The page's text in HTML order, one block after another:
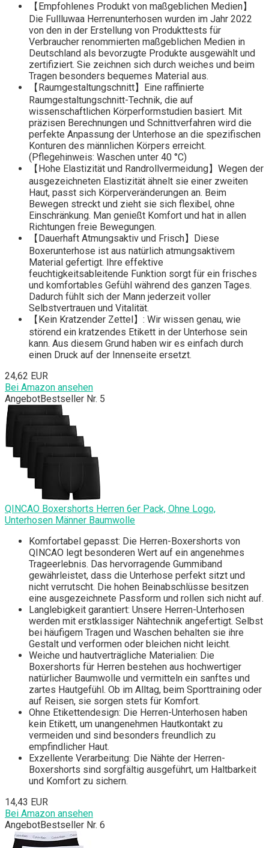
【Empfohlenes Produkt von maßgeblichen Medien】
Die Fullluwaa Herrenunterhosen wurden im Jahr 2022
von den in der Erstellung von Produkttests für
Verbraucher renommierten maßgeblichen Medien in
Deutschland als bevorzugte Produkte ausgewählt und
zertifiziert. Sie zeichnen sich durch weiches und beim
Tragen besonders bequemes Material aus.
【Raumgestaltungschnitt】Eine raffinierte
Raumgestaltungschnitt-Technik, die auf
wissenschaftlichen Körperformstudien basiert. Mit
präzisen Berechnungen und Schnittverfahren wird die
perfekte Anpassung der Unterhose an die spezifischen
Konturen des männlichen Körpers erreicht.
(Pflegehinweis: Waschen unter 40 °C)
【Hohe Elastizität und Randrollvermeidung】Wegen der
ausgezeichneten Elastizität ähnelt sie einer zweiten
Haut, passt sich Körperveränderungen an. Beim
Bewegen streckt und zieht sie sich flexibel, ohne
Einschränkung. Man genießt Komfort und hat in allen
Richtungen freie Bewegungen.
【Dauerhaft Atmungsaktiv und Frisch】Diese
Boxerunterhose ist aus natürlich atmungsaktivem
Material gefertigt. Ihre effektive
feuchtigkeitsableitende Funktion sorgt für ein frisches
und komfortables Gefühl während des ganzen Tages.
Dadurch fühlt sich der Mann jederzeit voller
Selbstvertrauen und Vitalität.
【Kein Kratzender Zettel】: Wir wissen genau, wie
störend ein kratzendes Etikett in der Unterhose sein
kann. Aus diesem Grund haben wir es einfach durch
einen Druck auf der Innenseite ersetzt.
24,62 EUR
Bei Amazon ansehen
AngebotBestseller Nr. 5
QINCAO Boxershorts Herren 6er Pack, Ohne Logo,
Unterhosen Männer Baumwolle
Komfortabel gepasst: Die Herren-Boxershorts von
QINCAO legt besonderen Wert auf ein angenehmes
Trageerlebnis. Das hervorragende Gummiband
gewährleistet, dass die Unterhose perfekt sitzt und
nicht verrutscht. Die hohen Beinabschlüsse besitzen
eine ausgezeichnete Passform und rollen sich nicht auf.
Langlebigkeit garantiert: Unsere Herren-Unterhosen
werden mit erstklassiger Nähtechnik angefertigt. Selbst
bei häufigem Tragen und Waschen behalten sie ihre
Gestalt und verformen oder bleichen nicht leicht.
Weiche und hautverträgliche Materialien: Die
Boxershorts für Herren bestehen aus hochwertiger
natürlicher Baumwolle und vermitteln ein sanftes und
zartes Hautgefühl. Ob im Alltag, beim Sporttraining oder
auf Reisen, sie sorgen stets für Komfort.
Ohne Etikettendesign: Die Herren-Unterhosen haben
kein Etikett, um unangenehmen Hautkontakt zu
vermeiden und sind besonders freundlich zu
empfindlicher Haut.
Exzellente Verarbeitung: Die Nähte der Herren-
Boxershorts sind sorgfältig ausgeführt, um Haltbarkeit
und Komfort zu sichern.
14,43 EUR
Bei Amazon ansehen
AngebotBestseller Nr. 6